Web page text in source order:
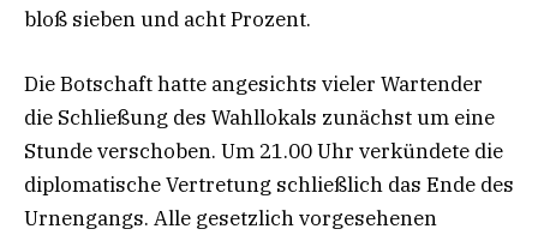
bloß sieben und acht Prozent.
Die Botschaft hatte angesichts vieler Wartender
die Schließung des Wahllokals zunächst um eine
Stunde verschoben. Um 21.00 Uhr verkündete die
diplomatische Vertretung schließlich das Ende des
Urnengangs. Alle gesetzlich vorgesehenen